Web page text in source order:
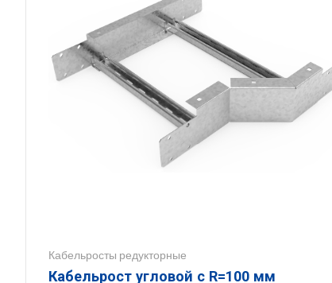
Кабельросты редукторные
Кабельрост угловой с R=100 мм